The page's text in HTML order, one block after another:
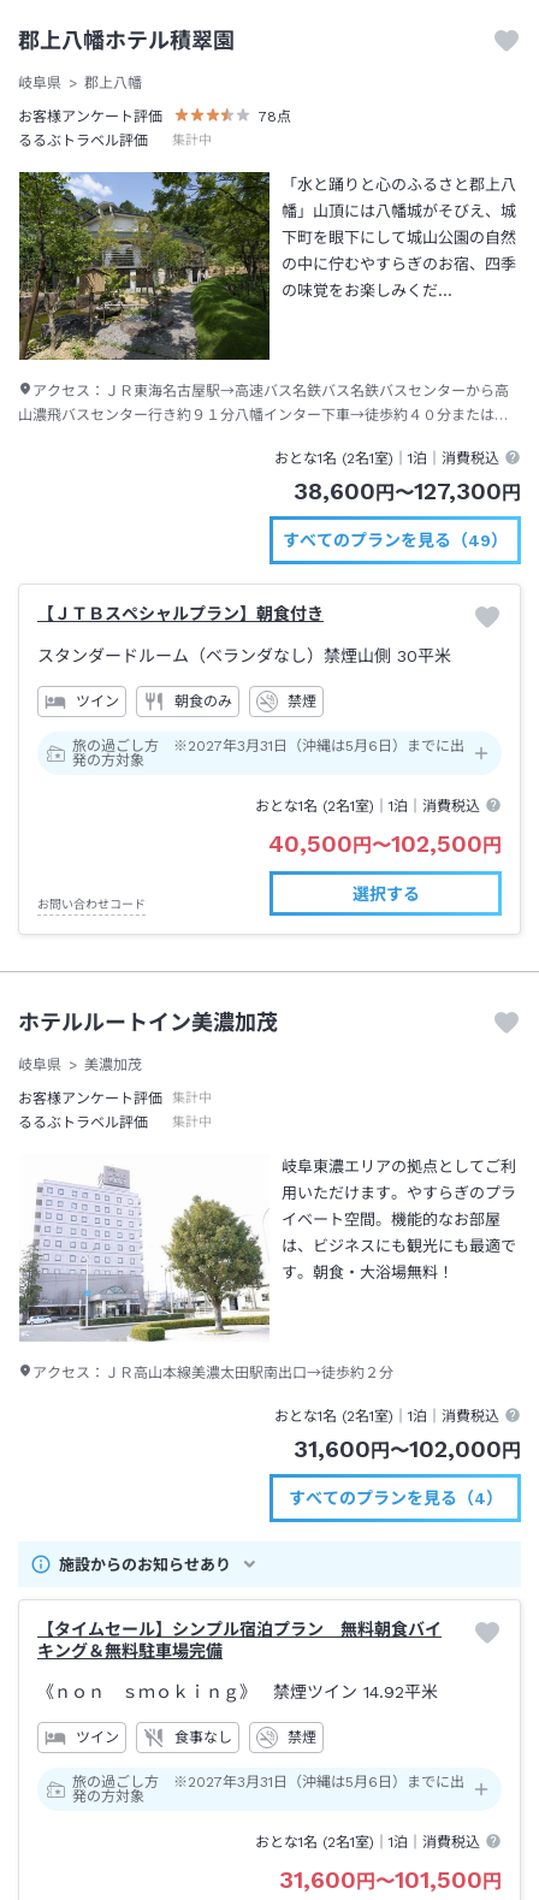
郡上八幡ホテル積翠園
岐阜県
郡上八幡
お客様アンケート評価
78 点
るるぶトラベル評価
集計中
「水と踊りと心のふるさと郡上八
幡」山頂には八幡城がそびえ、城
下町を眼下にして城山公園の自然
の中に佇むやすらぎのお宿、四季
の味覚をお楽しみくだ…
アクセス： ＪＲ東海名古屋駅→高速バス名鉄バス名鉄バスセンターから高
山濃飛バスセンター行き約９１分八幡インター下車→徒歩約４０分またはタ
おとな1名 (2名1室)｜1泊 ｜消費税込
38,600 円 〜127,300 円
すべてのプランを見る（49）
【ＪＴＢスペシャルプラン】朝食付き
スタンダードルーム（ベランダなし）禁煙山側 30平米
ツイン 朝食のみ 禁煙
旅の過ごし方 ※2027年3月31日（沖縄は5月6日）までに出
発の方対象
おとな1名 (2名1室)｜1泊 ｜消費税込
40,500 円 〜102,500 円
お問い合わせコード
選択する
ホテルルートイン美濃加茂
岐阜県
美濃加茂
お客様アンケート評価
集計中
るるぶトラベル評価 集計中
岐阜東濃エリアの拠点としてご利
用いただけます。やすらぎのプラ
イベート空間。機能的なお部屋
は、ビジネスにも観光にも最適で
す。朝食・大浴場無料！
アクセス： ＪＲ高山本線美濃太田駅南出口→徒歩約２分
おとな1名 (2名1室)｜1泊 ｜消費税込
31,600 円 〜102,000 円
すべてのプランを見る（4）
施設からのお知らせあり
【タイムセール】シンプル宿泊プラン 無料朝食バイ
キング＆無料駐車場完備
《ｎｏｎ ｓｍｏｋｉｎｇ》 禁煙ツイン 14.92平米
ツイン 食事なし 禁煙
旅の過ごし方 ※2027年3月31日（沖縄は5月6日）までに出
発の方対象
おとな1名 (2名1室)｜1泊 ｜消費税込
31,600 円 〜101,500 円